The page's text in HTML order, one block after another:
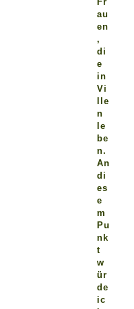
au
en
,
di
e
in
Vi
lle
n
le
be
n.
An
di
es
e
m
Pu
nk
t
w
ür
de
ic